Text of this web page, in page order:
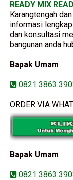
READY MIX
Karangtengah
informasi
dan konsultasi
bangunan anda
Bapak Umam
0821 3863
ORDER VIA
Bapak Umam
0821 3863